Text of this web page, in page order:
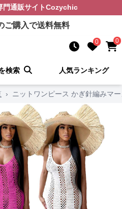
門通販サイトCozychic
ご購入で送料無料
0 0
検索 人気ランキング
› ニットワンピース かぎ針編みマ